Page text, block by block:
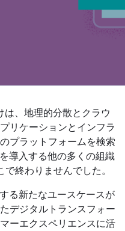
、地理的分散とクラウ
リケーションとインフラ
プラットフォームを検索
導入する他の多くの組織
終わりませんでした。
る新たなユースケースが
デジタルトランスフォー
ーエクスペリエンスに活